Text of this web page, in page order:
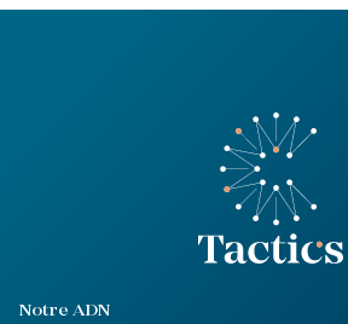
Notre ADN